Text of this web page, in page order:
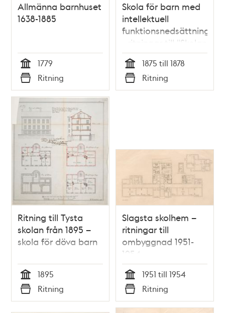
Allmänna barnhuset
1638-1885
Tid
1779
Typ
Ritning
Skola för barn med
intellektuell
funktionsnedsättning
- ritningar till "Skolan
för sinnesslöa barn"
1875-1878
Tid
1875 till 1878
Typ
Ritning
Ritning till Tysta
skolan från 1895 –
skola för döva barn
Tid
1895
Typ
Ritning
Slagsta skolhem –
ritningar till
ombyggnad 1951-
1954
Tid
1951 till 1954
Typ
Ritning